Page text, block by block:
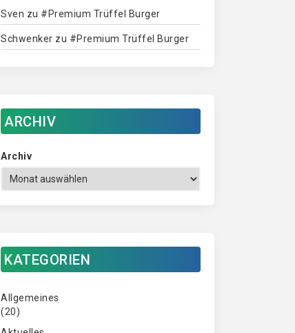
Sven zu #Premium Trüffel Burger
Schwenker zu #Premium Trüffel Burger
ARCHIV
Archiv
KATEGORIEN
Allgemeines
(20)